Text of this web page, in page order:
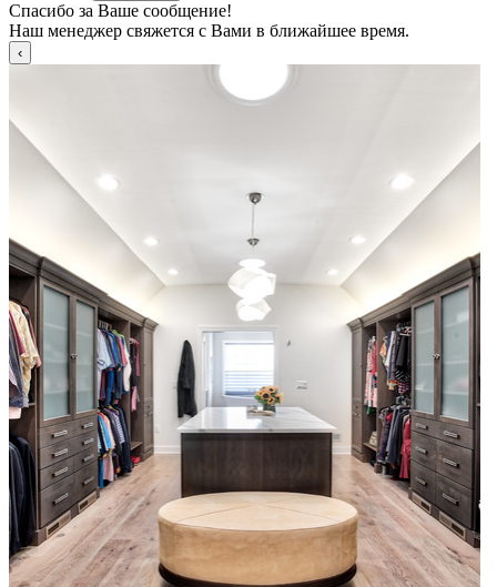
Спасибо за Ваше сообщение!
Наш менеджер свяжется с Вами в ближайшее время.